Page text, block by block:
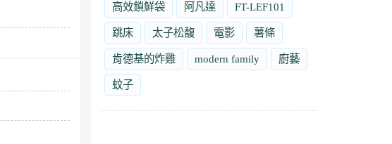
高效鎖鮮袋 阿凡達 FT-LEF101
跳床 太子松馥 電影 薯條
肯德基的炸雞 modern family 廚藝
蚊子